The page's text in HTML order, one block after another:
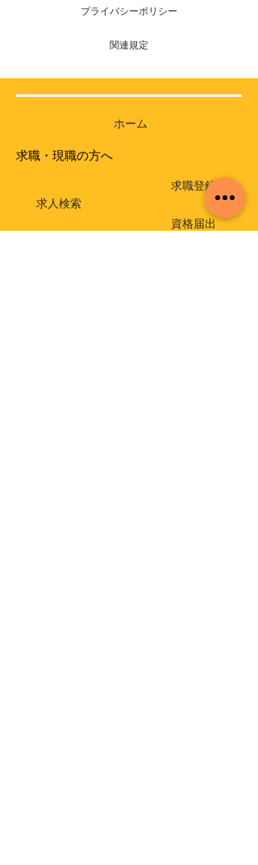
プライバシーポリシー
関連規定
ホーム
求職・現職の方へ
求人検索
求職登録
資格届出